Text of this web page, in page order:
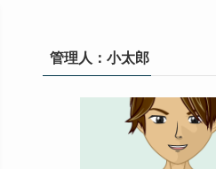
管理人：小太郎